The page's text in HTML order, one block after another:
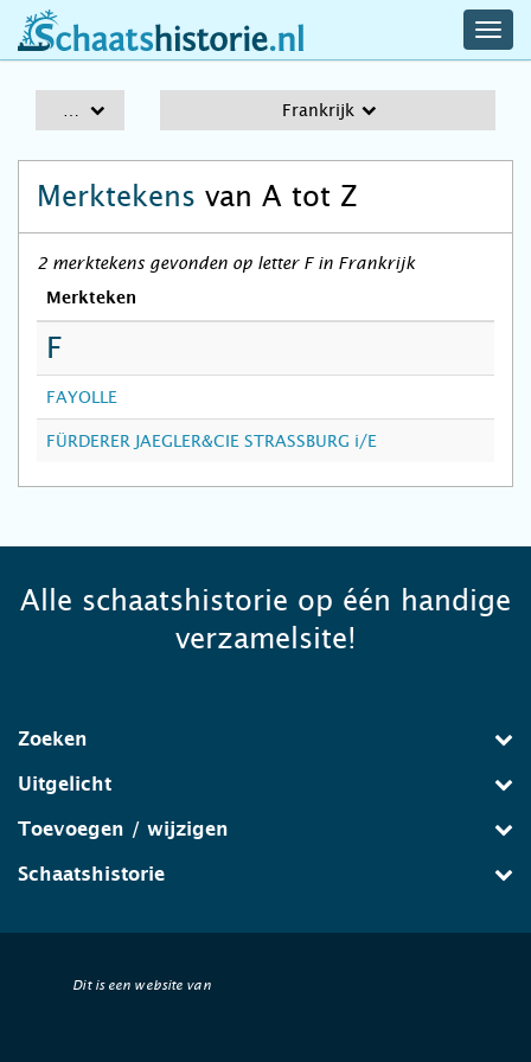
schaatshistorie.nl
Frankrijk
Merktekens van A tot Z
2 merktekens gevonden op letter F in Frankrijk
Merkteken
F
FAYOLLE
FÜRDERER JAEGLER&CIE STRASSBURG i/E
Alle schaatshistorie op één handige
verzamelsite!
Zoeken
Uitgelicht
Toevoegen / wijzigen
Schaatshistorie
Dit is een website van